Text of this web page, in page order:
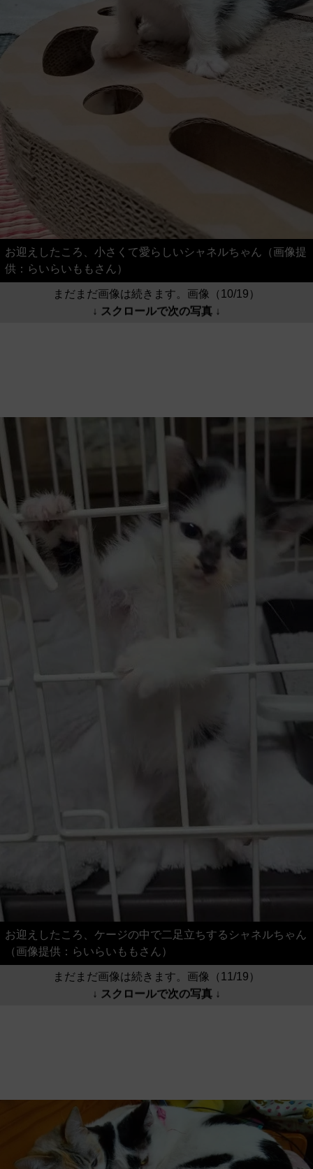
お迎えしたころ、小さくて愛らしいシャネルちゃん（画像提
供：らいらいももさん）
まだまだ画像は続きます。画像（10/19）
↓ スクロールで次の写真 ↓
お迎えしたころ、ケージの中で二足立ちするシャネルちゃん
（画像提供：らいらいももさん）
まだまだ画像は続きます。画像（11/19）
↓ スクロールで次の写真 ↓